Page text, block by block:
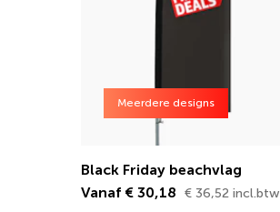
Meerdere designs
Black Friday beachvlag
Vanaf € 30,18 € 36,52 incl.btw